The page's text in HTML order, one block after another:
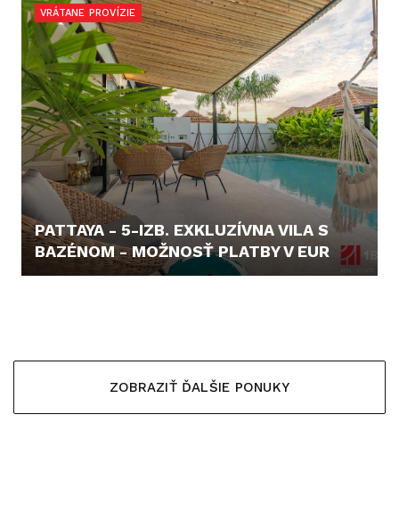
VRÁTANE PROVÍZIE
PATTAYA - 5-IZB. EXKLUZÍVNA VILA S
BAZÉNOM - MOŽNOSŤ PLATBY V EUR
ZOBRAZIŤ ĎALŠIE PONUKY